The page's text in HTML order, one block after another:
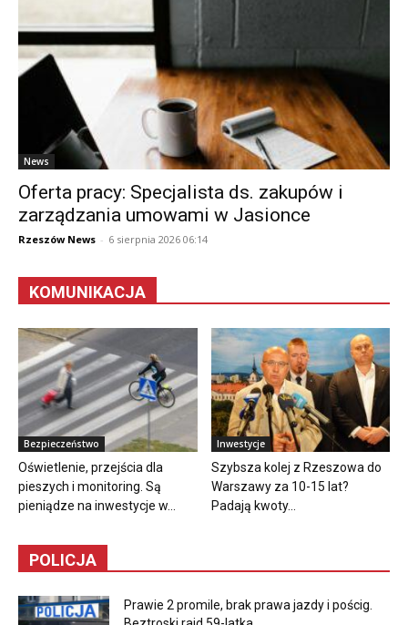
News
Oferta pracy: Specjalista ds. zakupów i
zarządzania umowami w Jasionce
Rzeszów News - 6 sierpnia 2026 06:14
KOMUNIKACJA
Bezpieczeństwo
Oświetlenie, przejścia dla
pieszych i monitoring. Są
pieniądze na inwestycje w...
Inwestycje
Szybsza kolej z Rzeszowa do
Warszawy za 10-15 lat?
Padają kwoty...
POLICJA
Prawie 2 promile, brak prawa jazdy i pościg.